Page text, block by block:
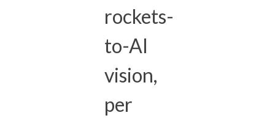
rockets-
to-AI
vision,
per